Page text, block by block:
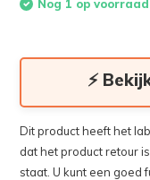
Nog 1 op
⚡
Dit product heeft het
dat het product retour
staat. U kunt een goed